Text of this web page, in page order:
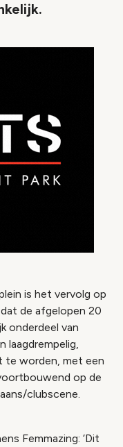
is het vervolg op
de afgelopen 20
onderdeel van
laagdrempelig,
te worden, met een
op de
clubscene.
Femmazing: ‘Dit